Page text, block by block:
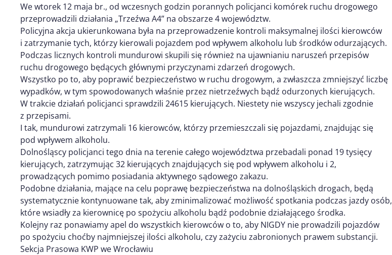
We wtorek 12 maja br., od wczesnych godzin porannych policjanci komórek ruchu drogowego
przeprowadzili działania „Trzeźwa A4” na obszarze 4 województw.
Policyjna akcja ukierunkowana była na przeprowadzenie kontroli maksymalnej ilości kierowców
i zatrzymanie tych, którzy kierowali pojazdem pod wpływem alkoholu lub środków odurzających.
Podczas licznych kontroli mundurowi skupili się również na ujawnianiu naruszeń przepisów
ruchu drogowego będących głównymi przyczynami zdarzeń drogowych.
Wszystko po to, aby poprawić bezpieczeństwo w ruchu drogowym, a zwłaszcza zmniejszyć liczbę
wypadków, w tym spowodowanych właśnie przez nietrzeźwych bądź odurzonych kierujących.
W trakcie działań policjanci sprawdzili 24615 kierujących. Niestety nie wszyscy jechali zgodnie
z przepisami.
I tak, mundurowi zatrzymali 16 kierowców, którzy przemieszczali się pojazdami, znajdując się
pod wpływem alkoholu.
Dolnośląscy policjanci tego dnia na terenie całego województwa przebadali ponad 19 tysięcy
kierujących, zatrzymując 32 kierujących znajdujących się pod wpływem alkoholu i 2,
prowadzących pomimo posiadania aktywnego sądowego zakazu.
Podobne działania, mające na celu poprawę bezpieczeństwa na dolnośląskich drogach, będą
systematycznie kontynuowane tak, aby zminimalizować możliwość spotkania podczas jazdy osób,
które wsiadły za kierownicę po spożyciu alkoholu bądź podobnie działającego środka.
Kolejny raz ponawiamy apel do wszystkich kierowców o to, aby NIGDY nie prowadzili pojazdów
po spożyciu choćby najmniejszej ilości alkoholu, czy zażyciu zabronionych prawem substancji.
Sekcja Prasowa KWP we Wrocławiu